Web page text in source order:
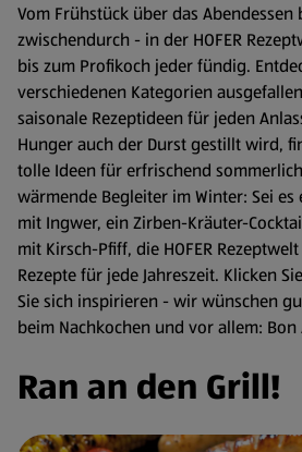
Vom Frühstück über das
zwischendurch - in der HOFER
bis zum Profikoch jeder fündig.
verschiedenen Kategorien
saisonale Rezeptideen für jeden
Hunger auch der Durst gestillt wird,
tolle Ideen für erfrischend
wärmende Begleiter im Winter: Sei
mit Ingwer, ein Zirben-Kräuter-
mit Kirsch-Pfiff, die HOFER
Rezepte für jede Jahreszeit. Klicken
Sie sich inspirieren - wir wünschen
beim Nachkochen und vor allem: Bon
Ran an den Grill!